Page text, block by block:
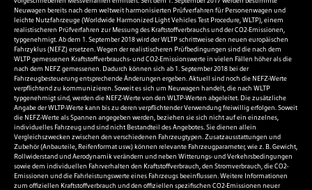
Neuwagen bereits nach dem weltweit harmonisierten Prüfverfahren für Personenwagen und
leichte Nutzfahrzeuge (Worldwide Harmonized Light Vehicles Test Procedure, WLTP), einem
realistischeren Prüfverfahren zur Messung des Kraftstoffverbrauchs und der CO2-Emissionen,
typgenehmigt. Ab dem 1. September 2018 wird der WLTP schrittweise den neuen europäischen
Fahrzyklus (NEFZ) ersetzen. Wegen der realistischeren Prüfbedingungen sind die nach dem
WLTP gemessenen Kraftstoffverbrauchs- und CO2-Emissionswerte in vielen Fällen höher als die
nach dem NEFZ gemessenen. Dadurch können sich ab 1. September 2018 bei der
Fahrzeugbesteuerung entsprechende Änderungen ergeben. Aktuell sind noch die NEFZ-Werte
verpflichtend zu kommunizieren. Soweit es sich um Neuwagen handelt, die nach WLTP
typgenehmigt sind, werden die NEFZ-Werte von den WLTP-Werten abgeleitet. Die zusätzliche
Angabe der WLTP-Werte kann bis zu deren verpflichtender Verwendung freiwillig erfolgen. Soweit
die NEFZ-Werte als Spannen angegeben werden, beziehen sie sich nicht auf ein einzelnes,
individuelles Fahrzeug und sind nicht Bestandteil des Angebotes. Sie dienen allein
Vergleichszwecken zwischen den verschiedenen Fahrzeugtypen. Zusatzausstattungen und
Zubehör (Anbauteile, Reifenformat usw.) können relevante Fahrzeugparameter, wie z. B. Gewicht,
Rollwiderstand und Aerodynamik verändern und neben Witterungs- und Verkehrsbedingungen
sowie dem individuellen Fahrverhalten den Kraftstoffverbrauch, den Stromverbrauch, die CO2-
Emissionen und die Fahrleistungswerte eines Fahrzeugs beeinflussen. Weitere Informationen
zum offiziellen Kraftstoffverbrauch und den offiziellen spezifischen CO2-Emissionen neuer